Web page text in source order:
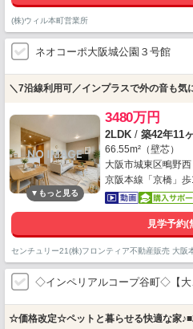
(株)ウィル本町営業所
ネオコーポ大阪城公園３号館
＼7沿線利用可／インプラスで外の音も気
3480万円
2LDK / 築42年11
66.55m²（壁芯）
大阪市城東区鴫野西
京阪本線「京橋」
見学予約(
センチュリー21(株)フロンティア不動産販売 大阪
◇インペリアルコープ谷町◇【
☆価格改定☆ペットと暮らせる快適な家